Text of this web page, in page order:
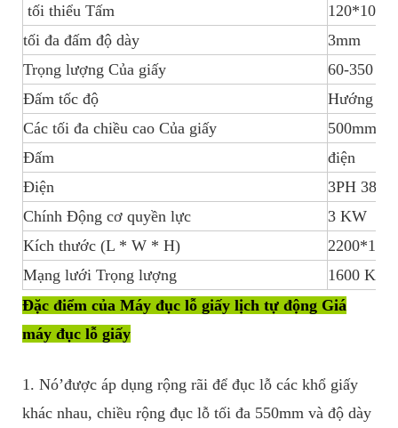
tối thiểu Tấm
tối đa đấm độ dày
3mm
Trọng lượng Của giấy
60-350
Đấm tốc độ
Hướng
Các tối đa chiều cao Của giấy
500mm
Đấm
điện
Điện
3PH
Chính Động cơ quyền lực
3 KW
Kích thước (L * W * H)
Mạng lưới Trọng lượng
1600
Đặc điểm của Máy đục lỗ giấy lịch tự động Giá
máy đục lỗ giấy
1. Nó’được áp dụng rộng rãi để đục lỗ các khổ giấy
khác nhau, chiều rộng đục lỗ tối đa 550mm và độ dày